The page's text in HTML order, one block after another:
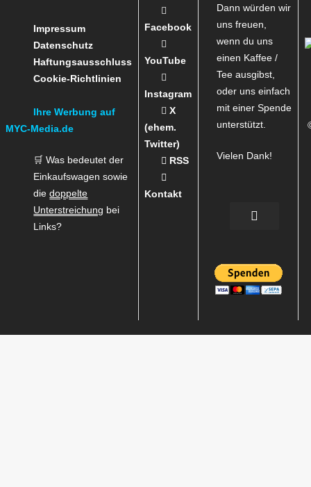
Impressum
Datenschutz
Haftungsausschluss
Cookie-Richtlinien
Ihre Werbung auf
MYC-Media.de
🛒 Was bedeutet der
Einkaufswagen sowie
diedoppelte
Unterstreichung bei
Links?
Facebook
YouTube
Instagram
X
(ehem.
Twitter)
RSS
Kontakt
Dann würden wir
uns freuen,
wenn du uns
einen Kaffee /
Tee ausgibst,
oder uns einfach
mit einer Spende
unterstützt.
Vielen Dank!